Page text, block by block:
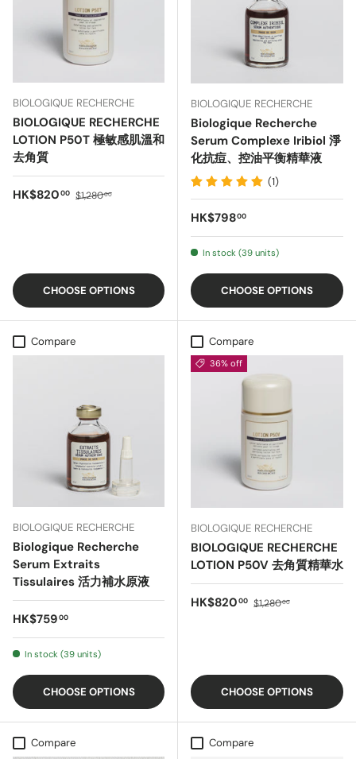
BIOLOGIQUE RECHERCHE
BIOLOGIQUE RECHERCHE
LOTION P50T 極敏感肌溫和
去角質
Sale price
HK$82000 Regular price
$1,28000
CHOOSE OPTIONS
BIOLOGIQUE RECHERCHE
Biologique Recherche
Serum Complexe Iribiol 淨
化抗痘、控油平衡精華液
(1)
Regular price
HK$79800
In stock (39 units)
CHOOSE OPTIONS
Compare
BIOLOGIQUE RECHERCHE
Biologique Recherche
Serum Extraits
Tissulaires 活力補水原液
Regular price
HK$75900
In stock (39 units)
CHOOSE OPTIONS
Compare
36% off
BIOLOGIQUE RECHERCHE
BIOLOGIQUE RECHERCHE
LOTION P50V 去角質精華水
Sale price
HK$82000 Regular price
$1,28000
CHOOSE OPTIONS
Compare Compare